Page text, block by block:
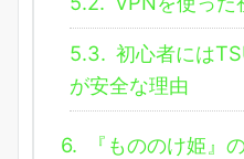
5.3. 初心者には
が安全な理由
6. 『もののけ姫』